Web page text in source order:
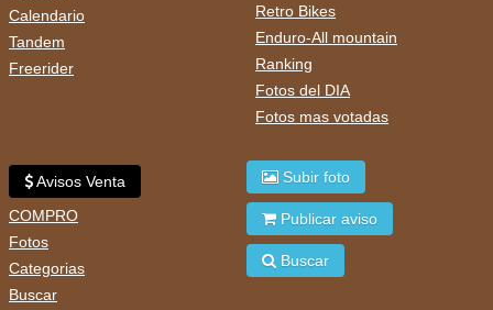
Calendario
Tandem
Freerider
Retro Bikes
Enduro-All mountain
Ranking
Fotos del DIA
Fotos mas votadas
Avisos Venta
COMPRO
Fotos
Categorias
Buscar
Subir foto
Publicar aviso
Buscar